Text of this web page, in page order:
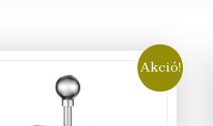
Akció!